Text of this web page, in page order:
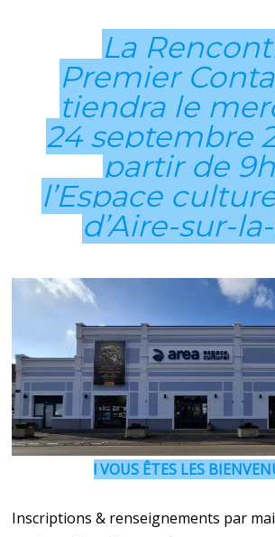
La
Premier
tiendra le
24 septembre
partir de
l’Espace
d’Aire-sur-
! VOUS ÊTES LES
Inscriptions & renseignements par